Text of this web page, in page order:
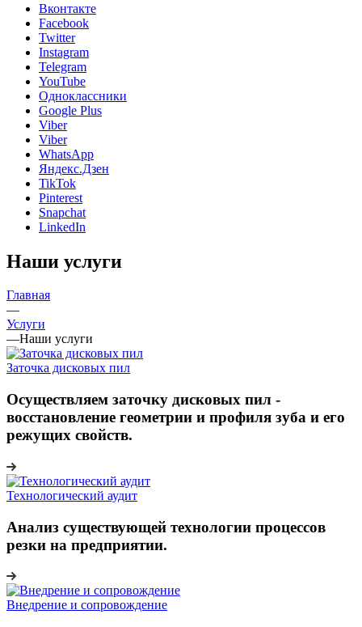
Вконтакте
Facebook
Twitter
Instagram
Telegram
YouTube
Одноклассники
Google Plus
Viber
Viber
WhatsApp
Яндекс.Дзен
TikTok
Pinterest
Snapchat
LinkedIn
Наши услуги
Главная
—
Услуги
—Наши услуги
Заточка дисковых пил
Осуществляем заточку дисковых пил -
восстановление геометрии и профиля зуба и его
режущих свойств.
Технологический аудит
Анализ существующей технологии процессов
резки на предприятии.
Внедрение и сопровождение